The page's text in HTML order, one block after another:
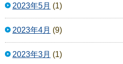
2023年5月 (1)
2023年4月 (9)
2023年3月 (1)